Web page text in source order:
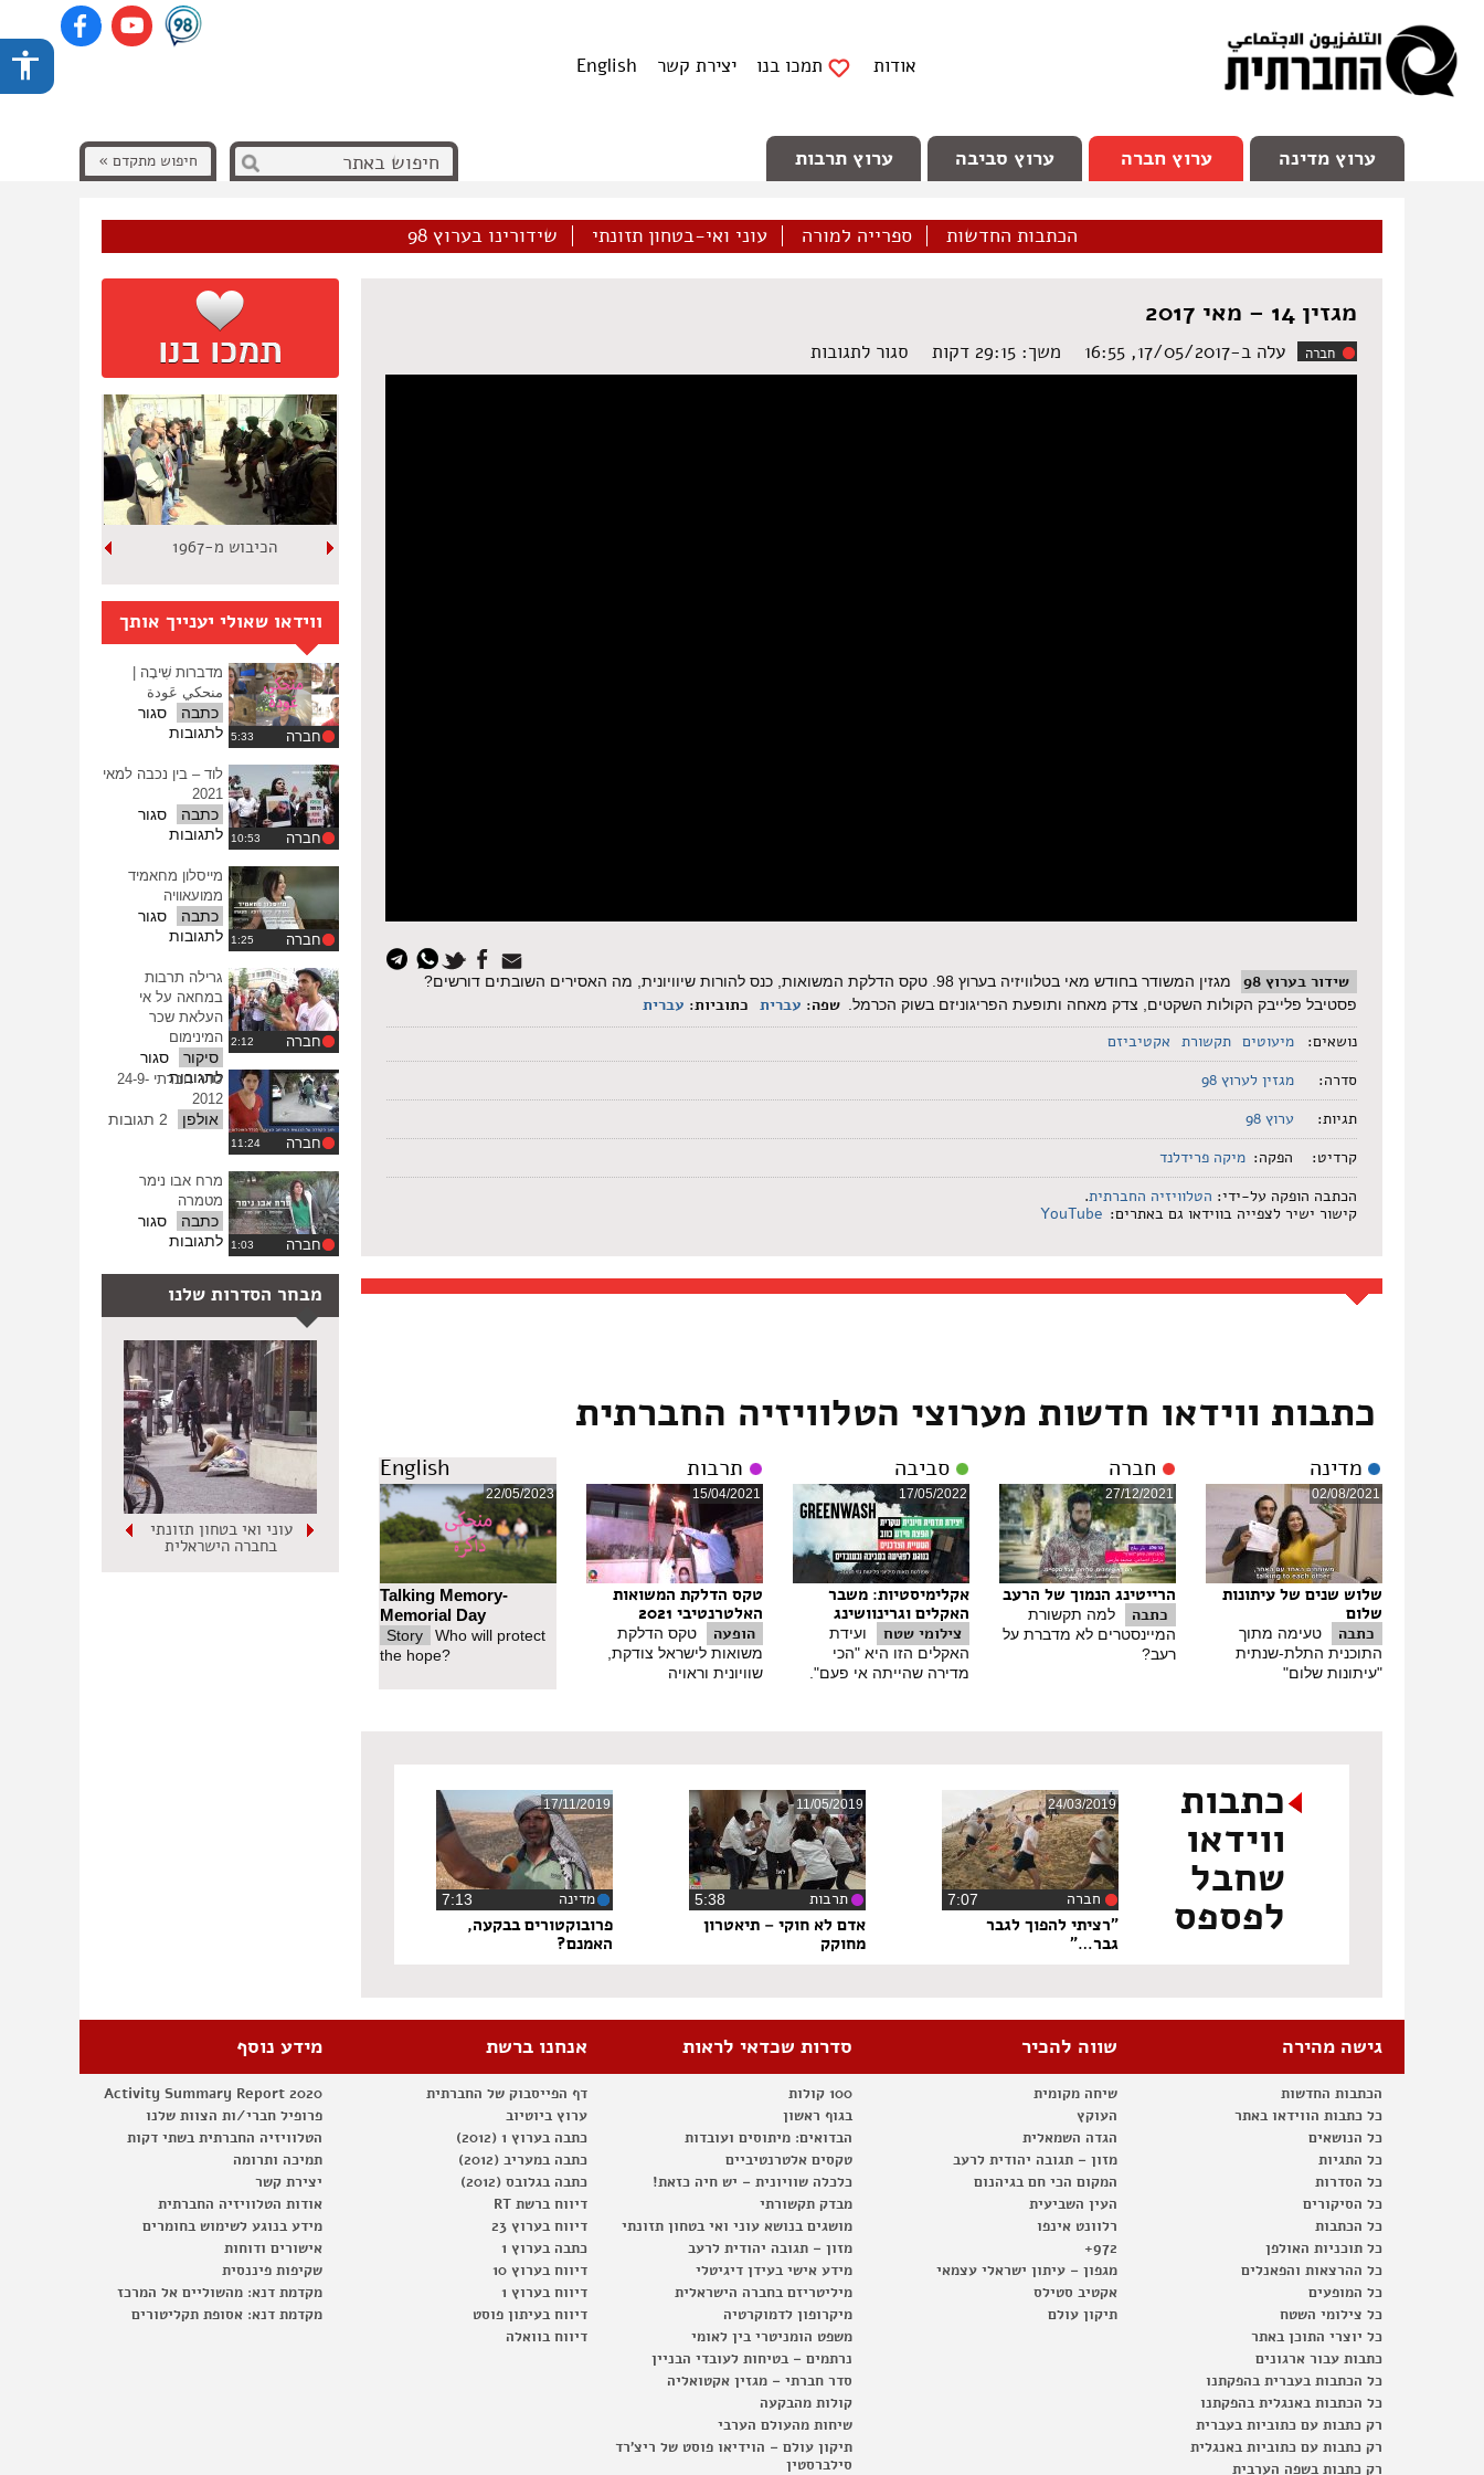
אודות תמכו בנו יצירת קשר English
ערוץ מדינה ערוץ חברה ערוץ סביבה ערוץ תרבות חיפוש מתקדם »
הכתבות החדשות ספרייה למורה עוני ואי-בטחון תזונתי שידורינו בערוץ 98
מגזין 14 – מאי 2017
חברה עלה ב-17/05/2017, 16:55 משך: ‏29:15 דקות סגור לתגובותעל
מגזין
שידור בערוץ 98
מגזין המשודר בחודש מאי בטלוויזיה בערוץ 98. טקס הדלקת המשואות, כנס להורות שיוויונית, מה האסירים השובתים דורשים?
פסטיבל פלייבק הקולות השקטים, צדק מאחה ותופעת הפריגוניזם בשוק הכרמל.
שפה: עברית כתוביות: עברית
נושאים:
מיעוטים תקשורת אקטיביזם
סדרה:
מגזין לערוץ 98
תגיות:
ערוץ 98
קרדיט:
הפקה: מיקה פרידלנד
הכתבה הופקה על-ידי: הטלוויזיה החברתית.
קישור ישיר לצפייה בווידאו גם באתרים: YouTube
כתבות ווידאו חדשות מערוצי הטלוויזיה החברתית
מדינה
02/08/2021
שלוש שנים של עיתונות
שלום
כתבה
טעימה מתוך
התוכנית התלת-שנתית
"עיתונות שלום"
חברה
27/12/2021
הרייטינג הנמוך של הרעב
כתבה
למה תקשורת
המיינסטרים לא מדברת על
רעב?
סביבה
17/05/2022
אקלימיסטיות: משבר
האקלים וגרינוושינג
צילומי שטח
ועידת
האקלים הזו היא "הכי
מדירה שהייתה אי פעם".
תרבות
15/04/2021
טקס הדלקת המשואות
האלטרנטיבי 2021
הופעה
טקס הדלקת
משואות לישראל צודקת,
שוויונית וראויה
English
22/05/2023
Talking Memory-
Memorial Day
Story
Who will protect
the hope?
הכיבוש מ-1967
ווידאו שאולי יענייך אותך
חברה
מדברות שִׁיבָה |
منحكي عَودة
כתבה
סגור
לתגובותעל
שִׁיבָה
منحكي
عَودة
חברה
לוד – בין נכבה למאי
2021
כתבה
סגור
לתגובותעל
–
בין
נכבה
למאי
חברה
מייסלון מחאמיד
ממועאוויה
כתבה
סגור
לתגובותעל
מחאמיד
ממועאוויה
חברה
גרילה תרבות
במחאה על אי
העלאת שכר
המינימום
סיקור
סגור
לתגובותעל
תרבות
אי
שכר
המינימום
חברה
סדר חברתי 24-9-
2012
אולפן 2 תגובות
חברה
מרח אבו נימר
מטמרה
כתבה
סגור
לתגובותעל
אבו
מטמרה
מבחר הסדרות שלנו
עוני ואי בטחון תזונתי
בחברה הישראלית
כתבות
ווידאו
שחבל
לפספס
24/03/2019
חברה
"רציתי להפוך לגבר
גבר…"
11/05/2019
תרבות
אדם לא חוקי – תיאטרון
מחוקק
17/11/2019
מדינה
פרובוקטורים בבקעה,
האמנם?
גישה מהירה
הכתבות החדשות
כל כתבות הווידאו באתר
כל הנושאים
כל התגיות
כל הסדרות
כל הסיקורים
כל הכתבות
כל תוכניות האולפן
כל ההרצאות והפאנלים
כל המופעים
כל צילומי השטח
כל יוצרי התוכן באתר
כתבות עבור ארגונים
כל הכתבות בעברית בהפקתנו
כל הכתבות באנגלית בהפקתנו
רק כתבות עם כתוביות בעברית
רק כתבות עם כתוביות באנגלית
רק כתבות בשפה הערבית
שווה להכיר
שיחה מקומית
העוקץ
הגדה השמאלית
מזון – תגובה יהודית לרעב
המקום הכי חם בגיהנום
העין השביעית
רלוונט אינפו
972+
מגפון – עיתון ישראלי עצמאי
אקטיב סטילס
תיקון עולם
סדרות שכדאי לראות
100 קולות
בגוף ראשון
הבדואים: מיתוסים ועובדות
טקסים אלטרנטיביים
כלכלה שוויונית – יש חיה כזאת!
מבדק תקשורתי
מושגים בנושא עוני ואי בטחון תזונתי
מזון – תגובה יהודית לרעב
מידע אישי בעידן דיגיטלי
מיליטריזם בחברה הישראלית
מיקרופון לדמוקרטיה
משפט הומניטרי בין לאומי
נרתמים – בטיחות לעובדי הבניין
סדר חברתי – מגזין אקטואליה
קולות מהבקעה
שיחות מהעולם הערבי
תיקון עולם – הוידיאו פוסט של ריצ'רד
סילברסטין
אנחנו ברשת
דף הפייסבוק של החברתית
ערוץ ביוטיוב
כתבה בערוץ 1 (2012)
כתבה במעריב (2012)
כתבה בגלובס (2012)
דיווח ברשת RT
דיווח בערוץ 23
כתבה בערוץ 1
דיווח בערוץ 10
דיווח בערוץ 1
דיווח בעיתון פוסט
דיווח בוואלה
מידע נוסף
Activity Summary Report 2020
פרופיל חברי/ות הצוות שלנו
הטלוויזיה החברתית בשתי דקות
תמיכה ותרומה
יצירת קשר
אודות הטלוויזיה החברתית
מידע בנוגע לשימוש בחומרים
אישורים ודוחות
שקיפות פיננסית
מקדמת דנא: מהשוליים אל המרכז
מקדמת דנא: אסופת תקליטורים